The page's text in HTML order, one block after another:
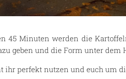
45 Minuten werden die
geben und die Form unter
ihr perfekt nutzen und euch um